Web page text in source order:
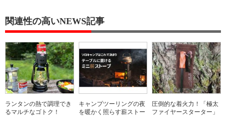
関連性の高いNEWS記事
ランタンの熱で調理でき
るマルチなゴトク！
キャンプツーリングの夜
を暖かく照らす薪ストー
圧倒的な着火力！「極太
ファイヤースターター」